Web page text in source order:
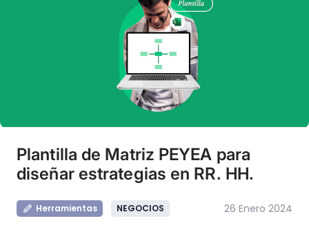
Plantilla de Matriz PEYEA para
diseñar estrategias en RR. HH.
Herramientas NEGOCIOS 26 Enero 2024